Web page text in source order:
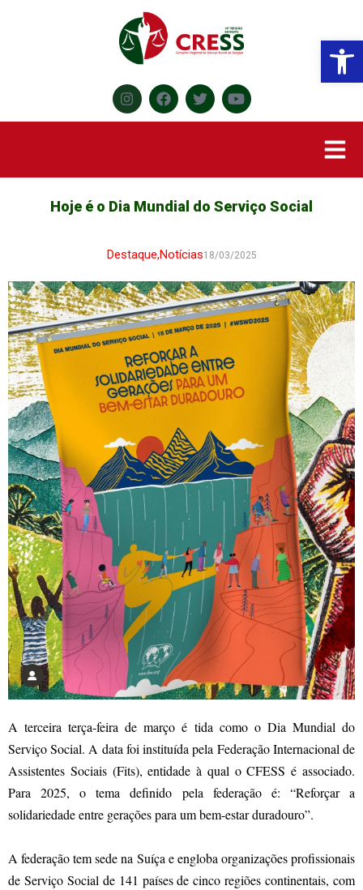
Hoje é o Dia Mundial do Serviço Social
Destaque,Notícias18/03/2025
A terceira terça-feira de março é tida como o Dia Mundial do
Serviço Social. A data foi instituída pela Federação Internacional de
Assistentes Sociais (Fits), entidade à qual o CFESS é associado.
Para 2025, o tema definido pela federação é: “Reforçar a
solidariedade entre gerações para um bem-estar duradouro”.
A federação tem sede na Suíça e engloba organizações profissionais
de Serviço Social de 141 países de cinco regiões continentais, com